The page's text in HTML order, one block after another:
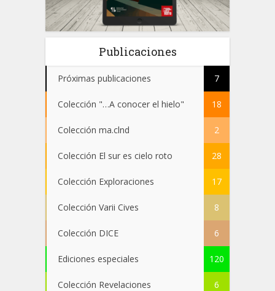
Publicaciones
Próximas publicaciones 7
Colección "…A conocer el hielo" 18
Colección ma.clnd 2
Colección El sur es cielo roto 28
Colección Exploraciones 17
Colección Varii Cives 8
Colección DICE 6
Ediciones especiales 120
Colección Revelaciones 6